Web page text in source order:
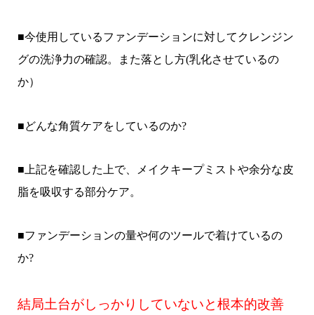
■今使用しているファンデーションに対してクレンジン
グの洗浄力の確認。また落とし方(乳化させているの
か）
■どんな角質ケアをしているのか?
■上記を確認した上で、メイクキープミストや余分な皮
脂を吸収する部分ケア。
■ファンデーションの量や何のツールで着けているの
か?
結局土台がしっかりしていないと根本的改善